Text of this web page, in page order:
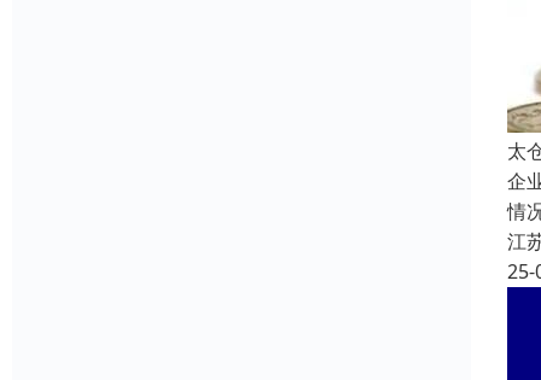
太
企
情
江
25-